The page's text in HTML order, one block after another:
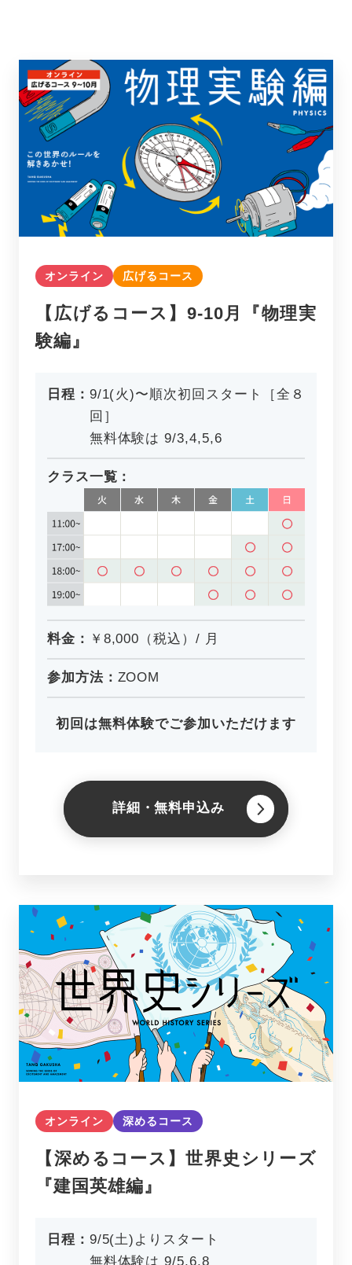
オンライン 広げるコース
【広げるコース】9-10月『物理実
験編』
日程： 9/1(火)〜順次初回スタート［全８
回］
無料体験は 9/3,4,5,6
クラス一覧：
料金： ￥8,000（税込）/ 月
参加方法： ZOOM
初回は無料体験でご参加いただけます
詳細・無料申込み
オンライン 深めるコース
【深めるコース】世界史シリーズ
『建国英雄編』
日程： 9/5(土)よりスタート
無料体験は 9/5,6,8